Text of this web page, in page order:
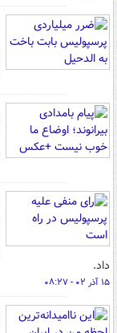
داد.
۱۵ آذر ۰۲ - ۰۸:۲۷